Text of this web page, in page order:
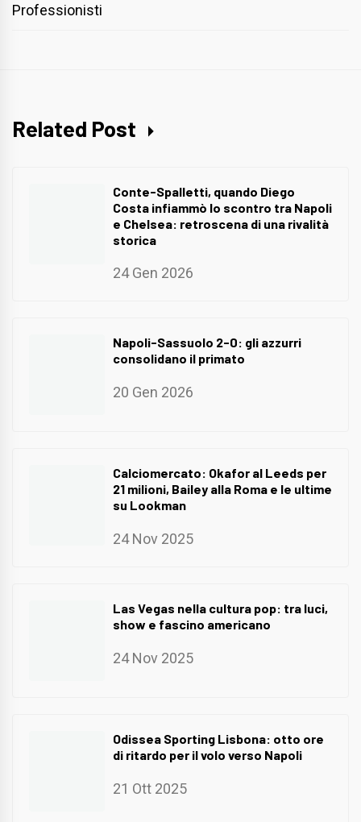
Professionisti
Related Post
Conte-Spalletti, quando Diego
Costa infiammò lo scontro tra Napoli
e Chelsea: retroscena di una rivalità
storica
24 Gen 2026
Napoli-Sassuolo 2-0: gli azzurri
consolidano il primato
20 Gen 2026
Calciomercato: Okafor al Leeds per
21 milioni, Bailey alla Roma e le ultime
su Lookman
24 Nov 2025
Las Vegas nella cultura pop: tra luci,
show e fascino americano
24 Nov 2025
Odissea Sporting Lisbona: otto ore
di ritardo per il volo verso Napoli
21 Ott 2025